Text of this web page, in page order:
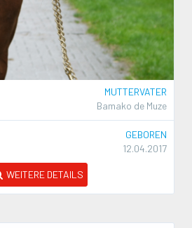
MUTTERVATER
Bamako de Muze
GEBOREN
12.04.2017
WEITERE DETAILS